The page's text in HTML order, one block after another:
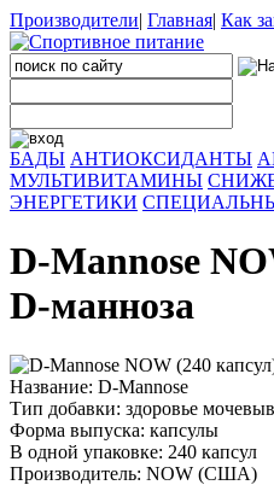
Производители| Главная| Как
БАДЫ АНТИОКСИДАНТЫ
МУЛЬТИВИТАМИНЫ
ЭНЕРГЕТИКИ
D-Mannose
D-манноза
Название: D-Mannose
Тип добавки: здоровье
Форма выпуска: капсулы
В одной упаковке: 240 капсул
Производитель: NOW (США)